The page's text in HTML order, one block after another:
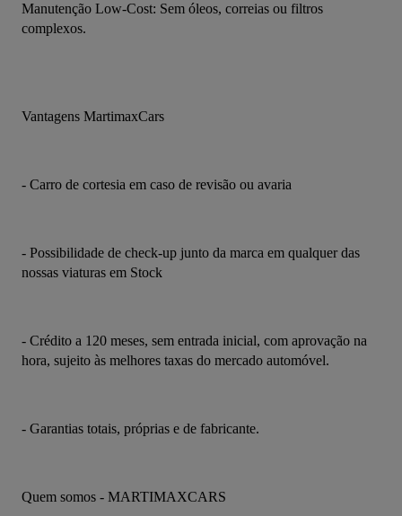
Manutenção Low-Cost: Sem óleos, correias ou filtros
complexos.
Vantagens MartimaxCars
- Carro de cortesia em caso de revisão ou avaria
- Possibilidade de check-up junto da marca em qualquer das
nossas viaturas em Stock
- Crédito a 120 meses, sem entrada inicial, com aprovação na
hora, sujeito às melhores taxas do mercado automóvel.
- Garantias totais, próprias e de fabricante.
Quem somos - MARTIMAXCARS